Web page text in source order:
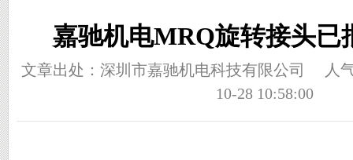
嘉驰机电MRQ旋转接头已
文章出处：深圳市嘉驰机电科技有限公司
人
10-28 10:58:00